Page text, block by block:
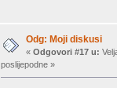
Odg: Moji diskusi
« Odgovori #17 u:
poslijepodne »